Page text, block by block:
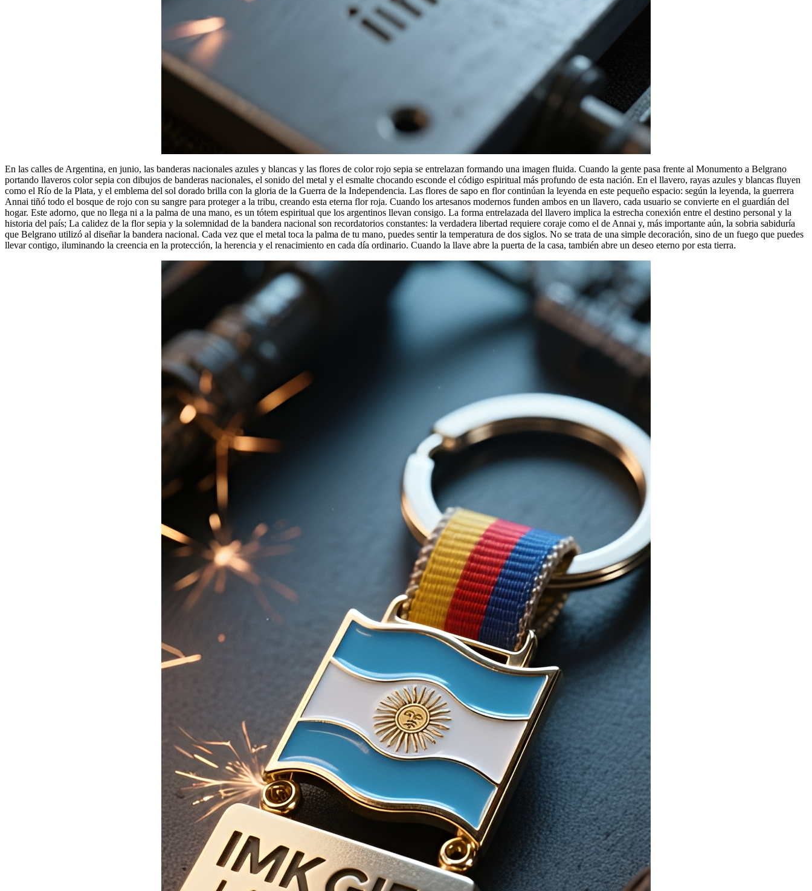
En las calles de Argentina, en junio, las banderas nacionales azules y blancas y las flores de color rojo sepia se entrelazan formando una imagen fluida. Cuando la gente pasa frente al Monumento a Belgrano
portando llaveros color sepia con dibujos de banderas nacionales, el sonido del metal y el esmalte chocando esconde el código espiritual más profundo de esta nación. En el llavero, rayas azules y blancas fluyen
como el Río de la Plata, y el emblema del sol dorado brilla con la gloria de la Guerra de la Independencia. Las flores de sapo en flor continúan la leyenda en este pequeño espacio: según la leyenda, la guerrera
Annai tiñó todo el bosque de rojo con su sangre para proteger a la tribu, creando esta eterna flor roja. Cuando los artesanos modernos funden ambos en un llavero, cada usuario se convierte en el guardián del
hogar. Este adorno, que no llega ni a la palma de una mano, es un tótem espiritual que los argentinos llevan consigo. La forma entrelazada del llavero implica la estrecha conexión entre el destino personal y la
historia del país; La calidez de la flor sepia y la solemnidad de la bandera nacional son recordatorios constantes: la verdadera libertad requiere coraje como el de Annai y, más importante aún, la sobria sabiduría
que Belgrano utilizó al diseñar la bandera nacional. Cada vez que el metal toca la palma de tu mano, puedes sentir la temperatura de dos siglos. No se trata de una simple decoración, sino de un fuego que puedes
llevar contigo, iluminando la creencia en la protección, la herencia y el renacimiento en cada día ordinario. Cuando la llave abre la puerta de la casa, también abre un deseo eterno por esta tierra.